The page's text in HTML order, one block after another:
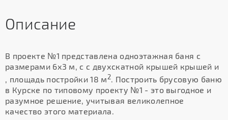
Описание
В проекте №1 представлена одноэтажная баня с
размерами 6х3 м, с с двухскатной крышей крышей и
, площадь постройки 18 м2. Построить брусовую баню
в Курске по типовому проекту №1 - это выгодное и
разумное решение, учитывая великолепное
качество этого материала.